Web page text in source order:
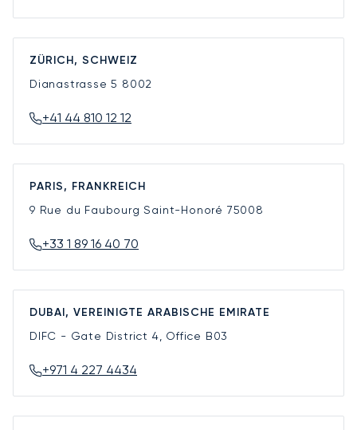
ZÜRICH, SCHWEIZ
Dianastrasse 5 8002
+41 44 810 12 12
PARIS, FRANKREICH
9 Rue du Faubourg Saint-Honoré 75008
+33 1 89 16 40 70
DUBAI, VEREINIGTE ARABISCHE EMIRATE
DIFC - Gate District 4, Office B03
+971 4 227 4434